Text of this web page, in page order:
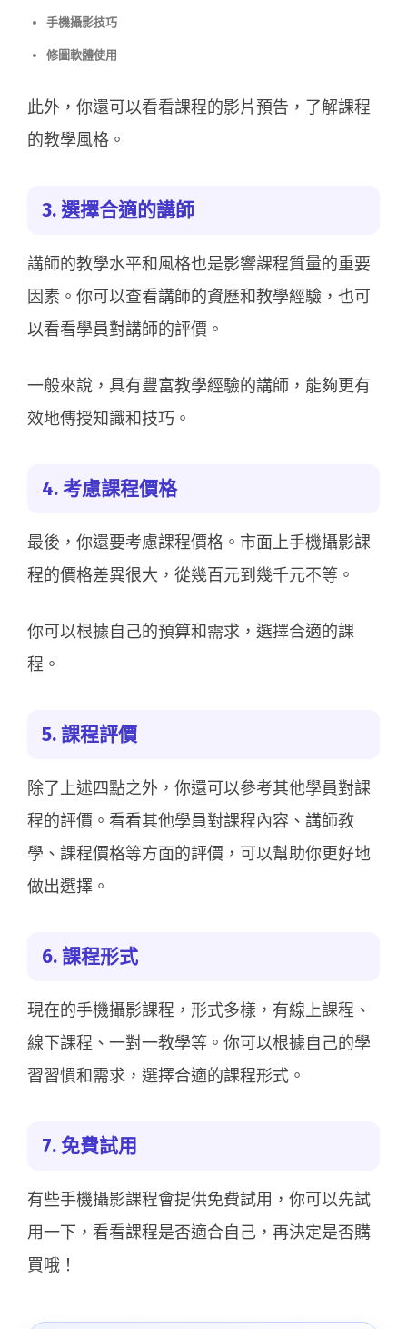
手機攝影技巧
修圖軟體使用
此外，你還可以看看課程的影片預告，了解課程
的教學風格。
3. 選擇合適的講師
講師的教學水平和風格也是影響課程質量的重要
因素。你可以查看講師的資歷和教學經驗，也可
以看看學員對講師的評價。
一般來說，具有豐富教學經驗的講師，能夠更有
效地傳授知識和技巧。
4. 考慮課程價格
最後，你還要考慮課程價格。市面上手機攝影課
程的價格差異很大，從幾百元到幾千元不等。
你可以根據自己的預算和需求，選擇合適的課
程。
5. 課程評價
除了上述四點之外，你還可以參考其他學員對課
程的評價。看看其他學員對課程內容、講師教
學、課程價格等方面的評價，可以幫助你更好地
做出選擇。
6. 課程形式
現在的手機攝影課程，形式多樣，有線上課程、
線下課程、一對一教學等。你可以根據自己的學
習習慣和需求，選擇合適的課程形式。
7. 免費試用
有些手機攝影課程會提供免費試用，你可以先試
用一下，看看課程是否適合自己，再決定是否購
買哦！